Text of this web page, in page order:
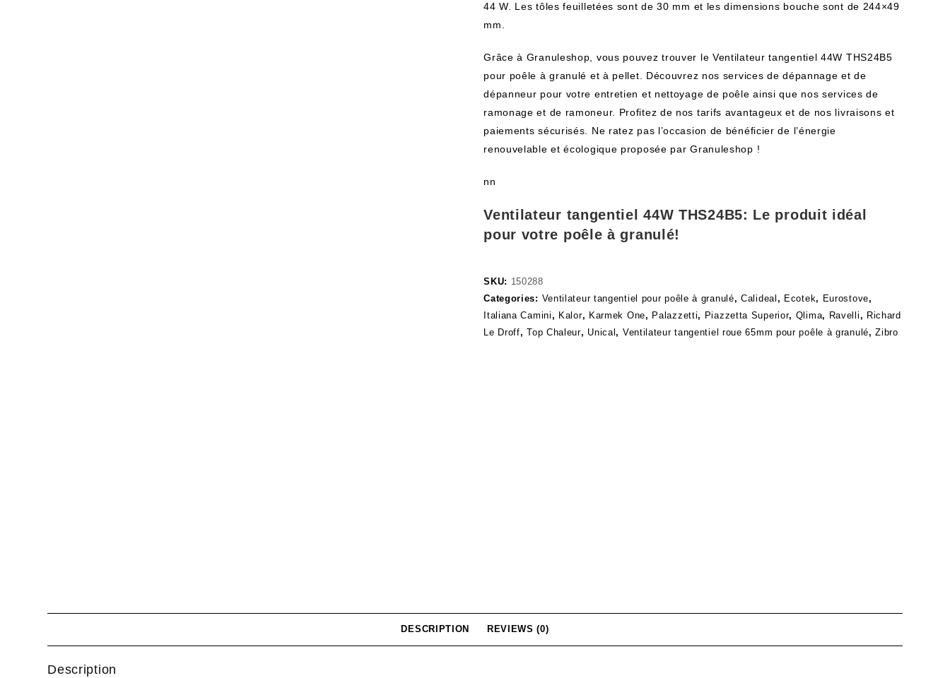
44 W. Les tôles feuilletées sont de 30 mm et les dimensions bouche sont de 244×49
mm.
Grâce à Granuleshop, vous pouvez trouver le Ventilateur tangentiel 44W THS24B5
pour poêle à granulé et à pellet. Découvrez nos services de dépannage et de
dépanneur pour votre entretien et nettoyage de poêle ainsi que nos services de
ramonage et de ramoneur. Profitez de nos tarifs avantageux et de nos livraisons et
paiements sécurisés. Ne ratez pas l’occasion de bénéficier de l’énergie
renouvelable et écologique proposée par Granuleshop !
nn
Ventilateur tangentiel 44W THS24B5: Le produit idéal
pour votre poêle à granulé!
SKU: 150288
Categories: Ventilateur tangentiel pour poêle à granulé,Calideal , Ecotek, Eurostove,
Italiana Camini, Kalor, Karmek One, Palazzetti, Piazzetta Superior, Qlima, Ravelli, Richard
Le Droff,Top Chaleur, Unical, Ventilateur tangentiel roue 65mm pour poêle à granulé,Zibro
DESCRIPTION REVIEWS (0)
Description